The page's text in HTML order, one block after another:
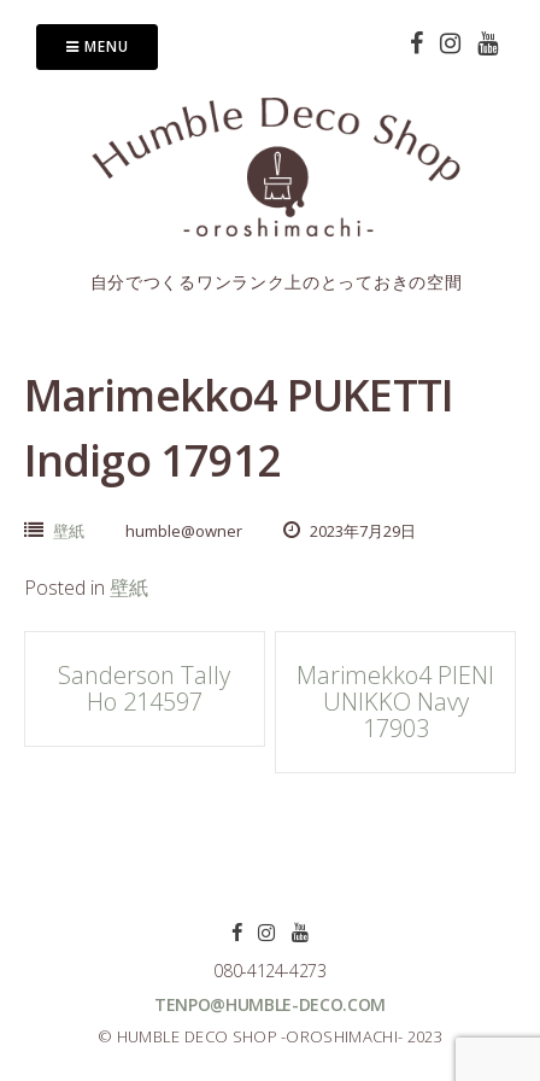
content
自分でつくるワンランク上のとっておきの空間
MENU
Marimekko4 PUKETTI
Indigo 17912
壁紙 humble@owner 2023年7月29日
Posted in 壁紙
Post
navigation
Sanderson Tally
Ho 214597
Marimekko4 PIENI
UNIKKO Navy
17903
080-4124-4273
TENPO@HUMBLE-DECO.COM
© HUMBLE DECO SHOP -OROSHIMACHI- 2023